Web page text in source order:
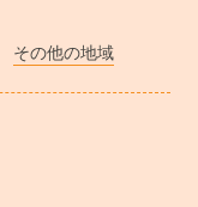
その他の地域